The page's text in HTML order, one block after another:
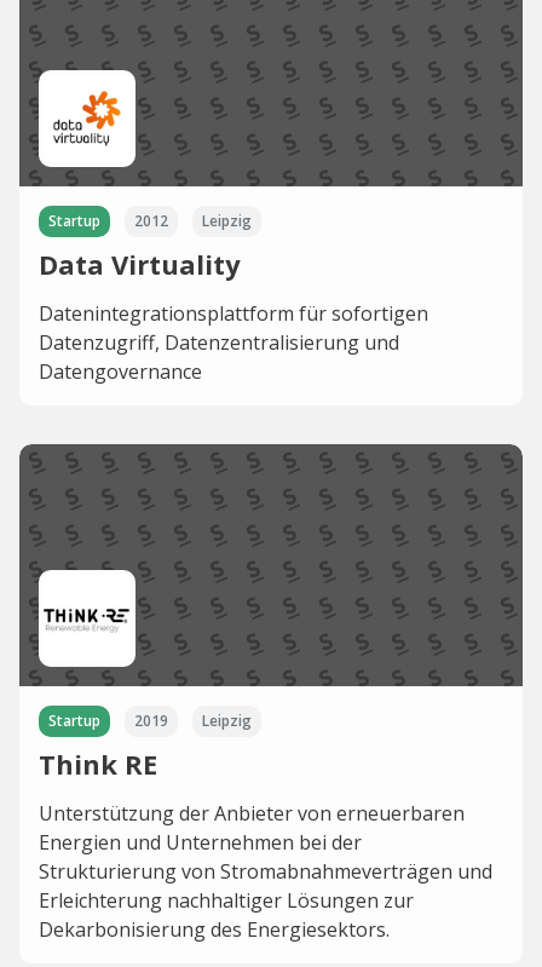
Startup 2012 Leipzig
Data Virtuality
Datenintegrationsplattform für sofortigen
Datenzugriff, Datenzentralisierung und
Datengovernance
Startup 2019 Leipzig
Think RE
Unterstützung der Anbieter von erneuerbaren
Energien und Unternehmen bei der
Strukturierung von Stromabnahmeverträgen und
Erleichterung nachhaltiger Lösungen zur
Dekarbonisierung des Energiesektors.